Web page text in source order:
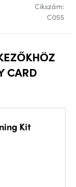
Cikszám:
C055
CARD
Kit